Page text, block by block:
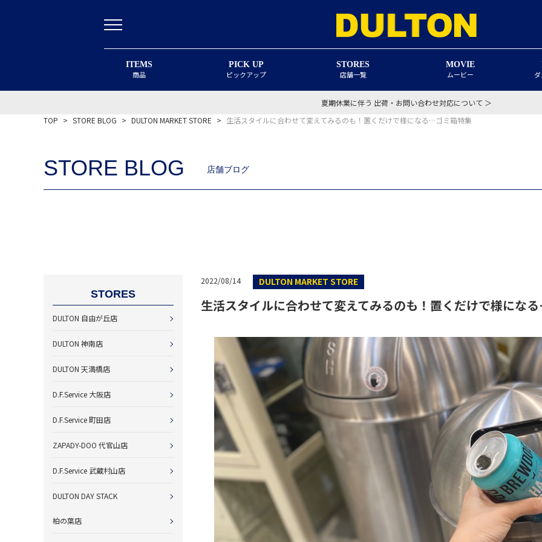
ITEMS
商品
PICK UP
ピックアップ
STORES
店舗一覧
MOVIE
ムービー
夏期休業に伴う 出荷・お問い合わせ対応について ＞
TOP > STORE BLOG > DULTON MARKET STORE > 生活スタイルに合わせて変えてみるのも！置くだけで様になる…ゴミ箱特集
STORE BLOG 店舗ブログ
STORES
DULTON 自由が丘店
DULTON 神南店
DULTON 天満橋店
D.F.Service 大阪店
D.F.Service 町田店
ZAPADY-DOO 代官山店
D.F.Service 武蔵村山店
DULTON DAY STACK
柏の葉店
2022/08/14 DULTON MARKET STORE
生活スタイルに合わせて変えてみるのも！置くだけで様にな